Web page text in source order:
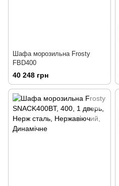
Шафа морозильна Frosty
FBD400
40 248 грн